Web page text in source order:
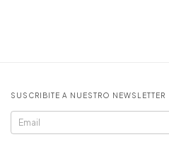
SUSCRIBITE A NUESTRO NEWSLETTER